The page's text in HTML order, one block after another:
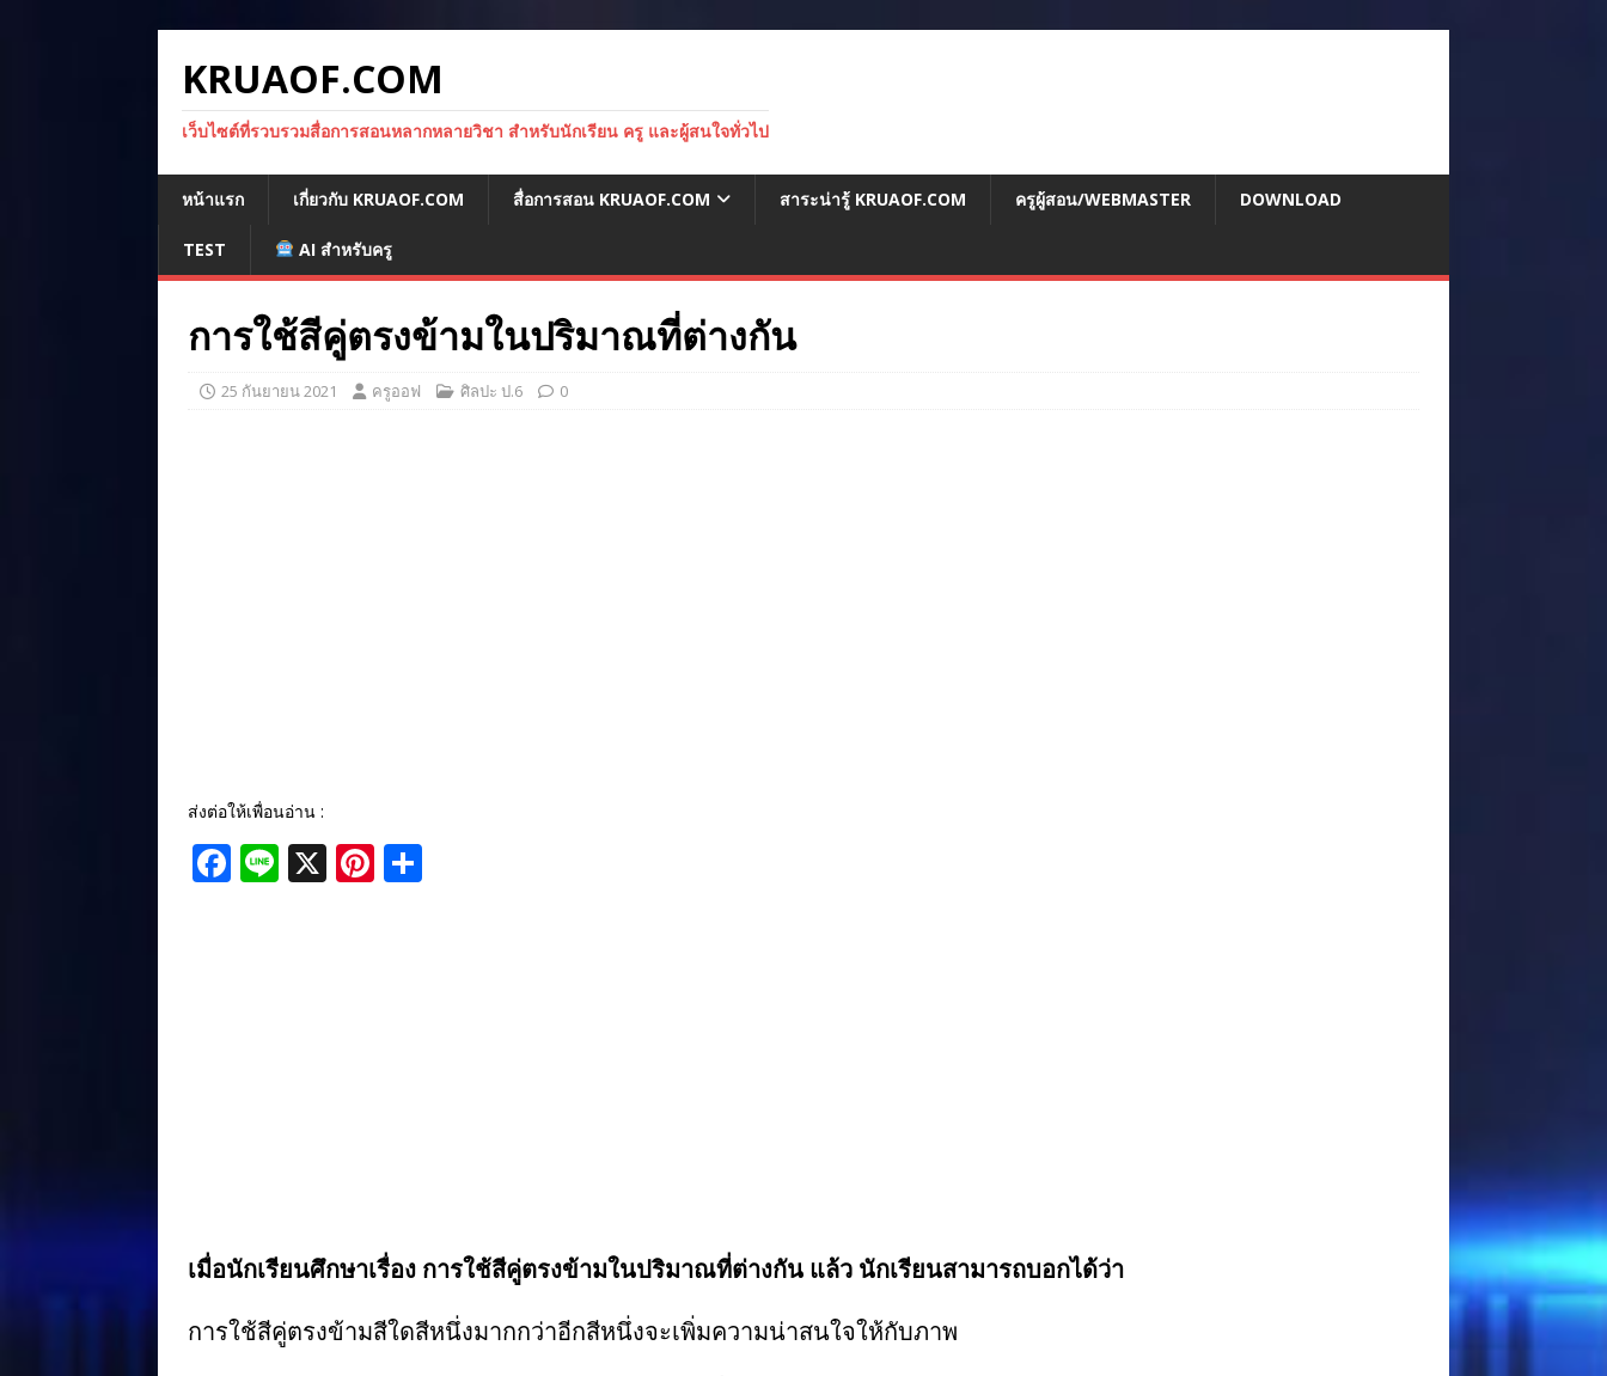
KRUAOF.COM
เว็บไซต์ที่รวบรวมสื่อการสอนหลากหลายวิชา สำหรับนักเรียน ครู และผู้สนใจทั่วไป
หน้าแรก เกี่ยวกับ KRUAOF.COM สื่อการสอน KRUAOF.COM สาระน่ารู้ KRUAOF.COM ครูผู้สอน/WEBMASTER DOWNLOAD
TEST AI สำหรับครู
การใช้สีคู่ตรงข้ามในปริมาณที่ต่างกัน
25 กันยายน 2021 ครูออฟ ศิลปะ ป.6 0
ส่งต่อให้เพื่อนอ่าน :
F Li X Pi
เมื่อนักเรียนศึกษาเรื่อง การใช้สีคู่ตรงข้ามในปริมาณที่ต่างกัน แล้ว นักเรียนสามารถบอกได้ว่า
การใช้สีคู่ตรงข้ามสีใดสีหนึ่งมากกว่าอีกสีหนึ่งจะเพิ่มความน่าสนใจให้กับภาพ